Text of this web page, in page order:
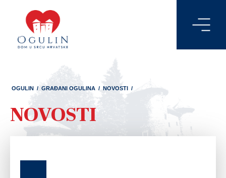
OGULIN / GRAĐANI OGULINA / NOVOSTI /
NOVOSTI